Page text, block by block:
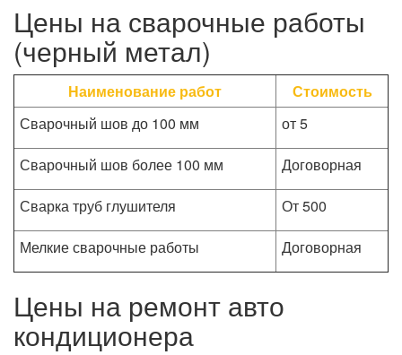
Цены на сварочные работы
(черный метал)
Наименование работ
Стоимость
Сварочный шов до 100 мм
от 5
Сварочный шов более 100 мм
Договорная
Сварка труб глушителя
От 500
Мелкие сварочные работы
Договорная
Цены на ремонт авто
кондиционера